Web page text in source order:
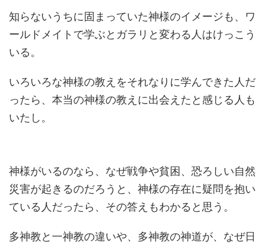
知らないうちに固まっていた神様のイメージも、ワ
ールドメイトで学ぶとガラリと変わる人はけっこう
いる。
いろいろな神様の教えをそれなりに学んできた人だ
ったら、本当の神様の教えに出会えたと感じる人も
いたし。
神様がいるのなら、なぜ戦争や貧困、恐ろしい自然
災害が起きるのだろうと、神様の存在に疑問を抱い
ている人だったら、その答えもわかると思う。
多神教と一神教の違いや、多神教の神道が、なぜ日